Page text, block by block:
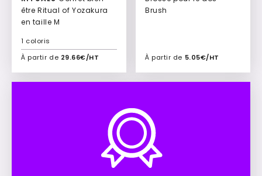
être Ritual of Yozakura
en taille M
À partir de 29.66€/HT
1 coloris
Ajouter à mon devis
Brush
À partir de 5.05€/HT
Ajouter à mon devis